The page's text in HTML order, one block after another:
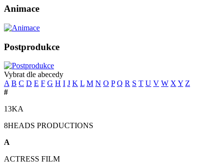
Animace
Postprodukce
Vybrat dle abecedy
A B C D E F G H I J K L M N O P Q R S T U V W X Y Z
#
13KA
8HEADS PRODUCTIONS
A
ACTRESS FILM